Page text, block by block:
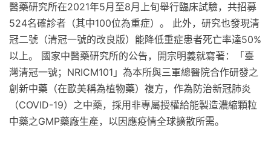
醫藥研究所在2021年5月至8月上旬舉行臨床試驗，共招募
524名確診者（其中100位為重症）。 此外，研究也發現清
冠二號（清冠一號的改良版）能降低重症患者死亡率達50%
以上。 國家中醫藥研究所的公告，開宗明義就寫著：「臺
灣清冠一號；NRICM101」為本所與三軍總醫院合作研發之
創新中藥（在歐美稱為植物藥）複方，作為防治新冠肺炎
（COVID-19）之中藥，採用非專屬授權給能製造濃縮顆粒
中藥之GMP藥廠生產，以因應疫情全球擴散所需。